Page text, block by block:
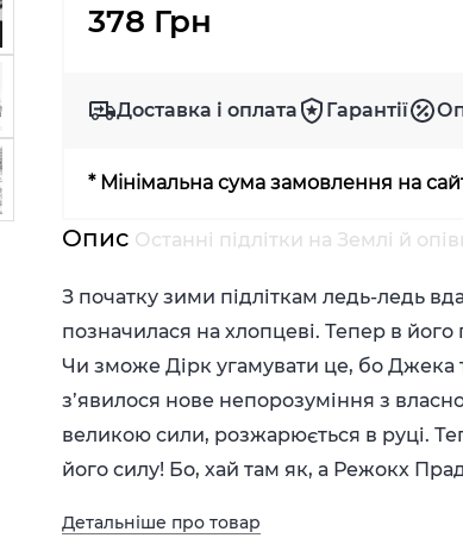
378 Грн
Доставка і оплата Гарантії
* Мінімальна сума замовлення на
Опис Останні підлітки на Землі й
З початку зими підліткам ледь-ледь
позначилася на хлопцеві. Тепер в
Чи зможе Дірк угамувати це, бо Джека
з’явилося нове непорозуміння з
великою сили, розжарюється в руці.
його силу! Бо, хай там як, а Режокх
Детальніше про товар